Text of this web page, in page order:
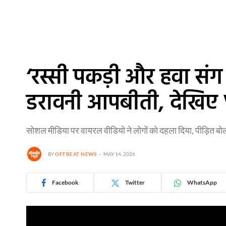
‘रस्सी पकड़ी और हवा
डरावनी आपबीती, देखिए
सोशल मीडिया पर वायरल वीडियो ने लोगों को दहला दिया,
BYOFFBEAT NEWS MAY 14, 2026
Facebook Twitter WhatsApp